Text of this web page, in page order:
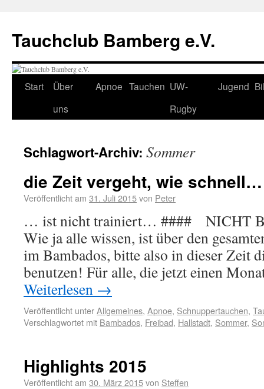
Tauchclub Bamberg e.V.
Start
Über
uns
Apnoe Tauchen UW-
Rugby
Jugend
Schlagwort-Archiv: Sommer
die Zeit vergeht, wie schnell…
Veröffentlicht am 31. Juli 2015von Peter
… ist nicht trainiert… #### NICHT
Wie ja alle wissen, ist über den
im Bambados, bitte also in dieser Zeit
benutzen! Für alle, die jetzt einen
Weiterlesen →
Veröffentlicht unterAllgemeines, Apnoe, Schnuppertauchen,
Verschlagwortet mit Bambados, Freibad, Hallstadt, Sommer,
Highlights 2015
Veröffentlicht am 30. März 2015von Steffen